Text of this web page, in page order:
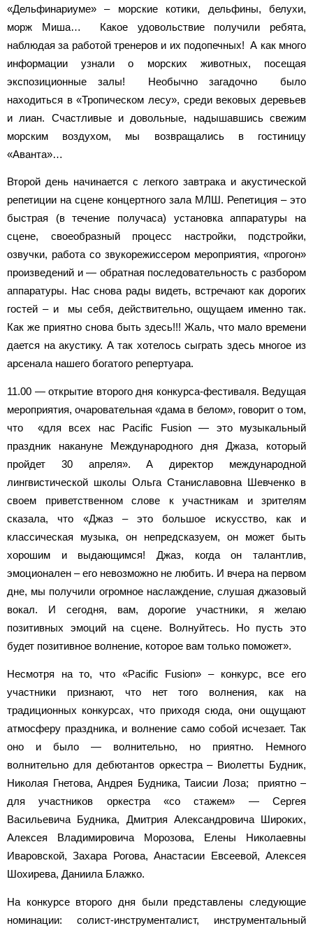
«Дельфинариуме» – морские котики, дельфины, белухи,
морж Миша… Какое удовольствие получили ребята,
наблюдая за работой тренеров и их подопечных! А как много
информации узнали о морских животных, посещая
экспозиционные залы! Необычно загадочно было
находиться в «Тропическом лесу», среди вековых деревьев
и лиан. Счастливые и довольные, надышавшись свежим
морским воздухом, мы возвращались в гостиницу
«Аванта»…
Второй день начинается с легкого завтрака и акустической
репетиции на сцене концертного зала МЛШ. Репетиция – это
быстрая (в течение получаса) установка аппаратуры на
сцене, своеобразный процесс настройки, подстройки,
озвучки, работа со звукорежиссером мероприятия, «прогон»
произведений и — обратная последовательность с разбором
аппаратуры. Нас снова рады видеть, встречают как дорогих
гостей – и мы себя, действительно, ощущаем именно так.
Как же приятно снова быть здесь!!! Жаль, что мало времени
дается на акустику. А так хотелось сыграть здесь многое из
арсенала нашего богатого репертуара.
11.00 — открытие второго дня конкурса-фестиваля. Ведущая
мероприятия, очаровательная «дама в белом», говорит о том,
что «для всех нас Pacific Fusion — это музыкальный
праздник накануне Международного дня Джаза, который
пройдет 30 апреля». А директор международной
лингвистической школы Ольга Станиславовна Шевченко в
своем приветственном слове к участникам и зрителям
сказала, что «Джаз – это большое искусство, как и
классическая музыка, он непредсказуем, он может быть
хорошим и выдающимся! Джаз, когда он талантлив,
эмоционален – его невозможно не любить. И вчера на первом
дне, мы получили огромное наслаждение, слушая джазовый
вокал. И сегодня, вам, дорогие участники, я желаю
позитивных эмоций на сцене. Волнуйтесь. Но пусть это
будет позитивное волнение, которое вам только поможет».
Несмотря на то, что «Pacific Fusion» – конкурс, все его
участники признают, что нет того волнения, как на
традиционных конкурсах, что приходя сюда, они ощущают
атмосферу праздника, и волнение само собой исчезает. Так
оно и было — волнительно, но приятно. Немного
волнительно для дебютантов оркестра – Виолетты Будник,
Николая Гнетова, Андрея Будника, Таисии Лоза; приятно –
для участников оркестра «со стажем» — Сергея
Васильевича Будника, Дмитрия Александровича Широких,
Алексея Владимировича Морозова, Елены Николаевны
Иваровской, Захара Рогова, Анастасии Евсеевой, Алексея
Шохирева, Даниила Блажко.
На конкурсе второго дня были представлены следующие
номинации: солист-инструменталист, инструментальный